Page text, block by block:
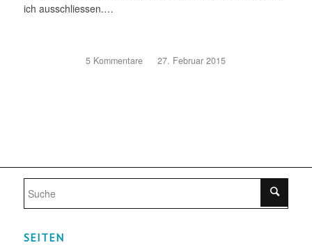
ich ausschliessen.…
5 Kommentare
/ 27. Februar 2015
SEITEN